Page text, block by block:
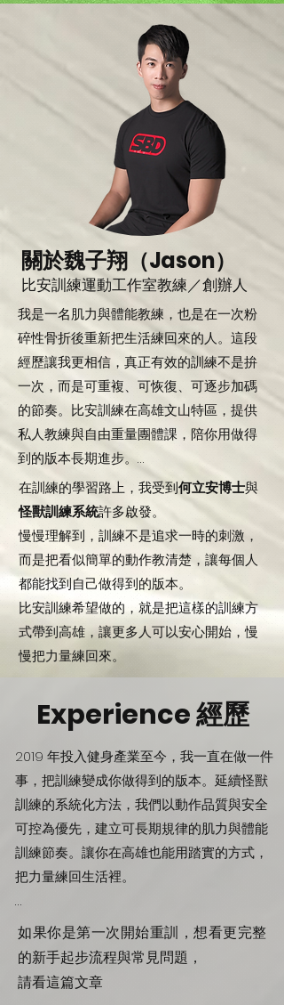
關於魏子翔（Jason）
比安訓練運動工作室教練／創辦人
我是一名肌力與體能教練，也是在一次粉
碎性骨折後重新把生活練回來的人。這段
經歷讓我更相信，真正有效的訓練不是拚
一次，而是可重複、可恢復、可逐步加碼
的節奏。比安訓練在高雄文山特區，提供
私人教練與自由重量團體課，陪你用做得
到的版本長期進步。
我曾以為教練的工作就是把課帶好、把學
員練強。直到一場意外造成粉碎性骨折，
生活突然縮小到輪椅、拐杖與每天反覆的
復健練習。我才明白，真正困難的往往不
是痛，而是明明想往前，卻發現自己做不
到。
那段時間折磨我的，是心理上的落差。原
本習以為常的行走、上下樓、提一袋東
西，都變成需要計算、需要勇氣的任務。
你會開始懷疑自己是不是就只能這樣，也
會害怕一個不小心，努力又要重來。
但我也在那段過程裡學到一件很重要的
事：復原不是靠一次拼命，而是靠每天做
得到的累積。真正把人帶回生活的，是可
我創立比安訓練運動工作室，想做的是一
個讓人願意長期回來的訓練環境：節奏清
在訓練的學習路上，我受到何立安博士與
怪獸訓練系統許多啟發。
慢慢理解到，訓練不是追求一時的刺激，
而是把看似簡單的動作教清楚，讓每個人
都能找到自己做得到的版本。
比安訓練希望做的，就是把這樣的訓練方
式帶到高雄，讓更多人可以安心開始，慢
慢把力量練回來。
Experience 經歷
2019 年投入健身產業至今，我一直在做一件
事，把訓練變成你做得到的版本。延續怪獸
訓練的系統化方法，我們以動作品質與安全
可控為優先，建立可長期規律的肌力與體能
訓練節奏。讓你在高雄也能用踏實的方式，
把力量練回生活裡。
初心，是讓人把力量練回生活裡。清楚、安
全、可持續，讓你用做得到的節奏慢慢變
強，當你能穩定回到訓練裡，就會看見身體
​如果你是第一次開始重訓，想看更完整
的新手起步流程與常見問題，
請看這篇文章